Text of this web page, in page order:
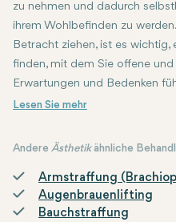
zu nehmen und dadurch
ihrem Wohlbefinden zu
Betracht ziehen, ist es wichtig,
finden, mit dem Sie offene
Erwartungen und Bedenken
Andere Ästhetikähnliche
Armstraffung
Augenbrauenlifting
Bauchstraffung